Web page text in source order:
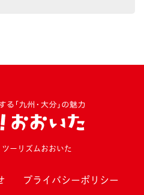
ーリズムおおいた
プライバシーポリシー